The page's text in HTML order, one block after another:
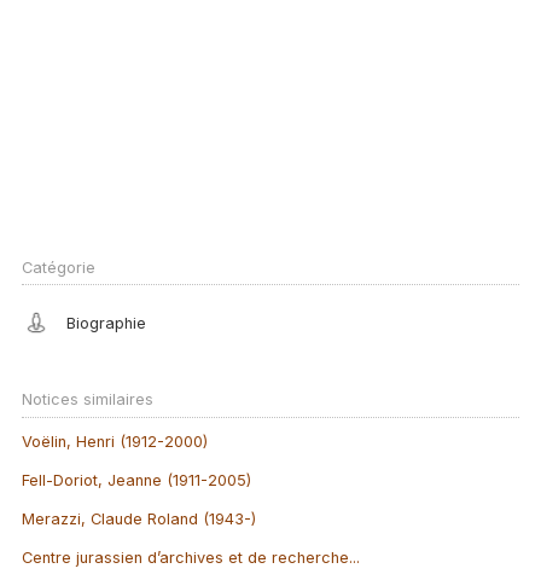
Catégorie
Biographie
Notices similaires
Voëlin, Henri (1912-2000)
Fell-Doriot, Jeanne (1911-2005)
Merazzi, Claude Roland (1943-)
Centre jurassien d’archives et de recherche...